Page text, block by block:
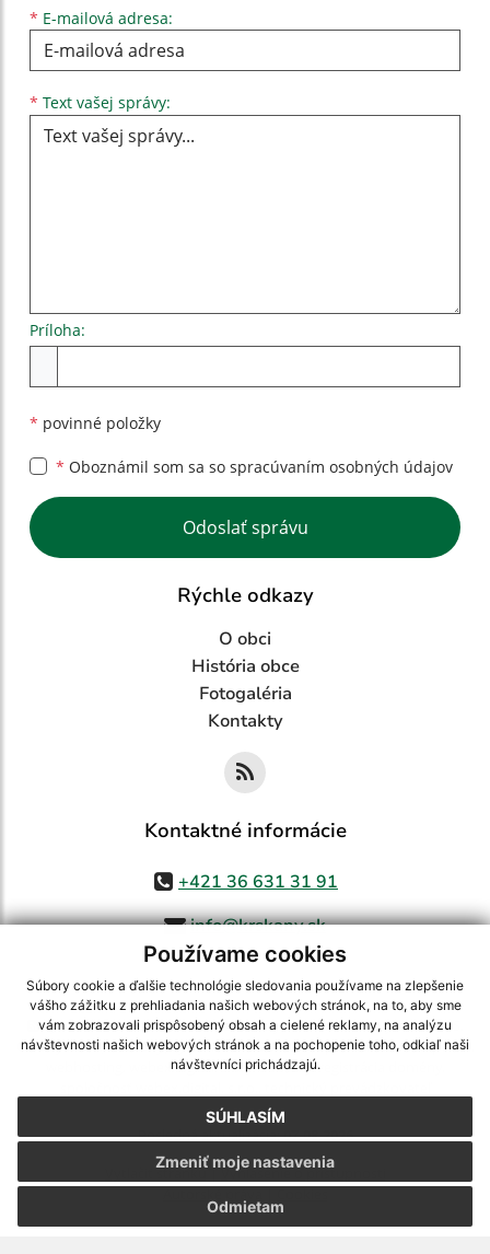
Používame cookies
Súbory cookie a ďalšie technológie sledovania používame na zlepšenie
vášho zážitku z prehliadania našich webových stránok, na to, aby sme
vám zobrazovali prispôsobený obsah a cielené reklamy, na analýzu
návštevnosti našich webových stránok a na pochopenie toho, odkiaľ naši
návštevníci prichádzajú.
SÚHLASÍM
Odmietam
Zmeniť moje nastavenia
* E-mailová adresa:
* Text vašej správy:
Príloha:
* povinné položky
* Oboznámil som sa so spracúvaním osobných údajov
Google reCaptcha Response
Odoslať správu
Rýchle odkazy
O obci
História obce
Fotogaléria
Kontakty
Kontaktné informácie
+421 36 631 31 91
info@krskany.sk
využite možnosť získavania aktuálnych informácií s využitím RSS
CMS systém (redakčný) systém ECHELON 2,Mapa stránok,web portál
webex.digital, s.r.o.,domény,registrácia domény
Posledná aktualizácia:07.08.2026
Vytlačiť stránku|Vyhlásenie o prístupnosti